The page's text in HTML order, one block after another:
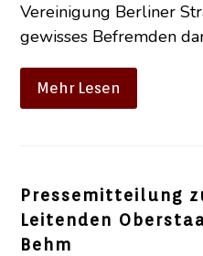
Vereinigung Berliner
gewisses Befremden
Mehr Lesen
Pressemitteilung
Leitenden
Behm